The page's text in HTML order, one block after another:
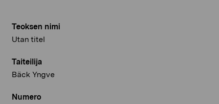
Teoksen nimi
Utan titel
Taiteilija
Bäck Yngve
Numero